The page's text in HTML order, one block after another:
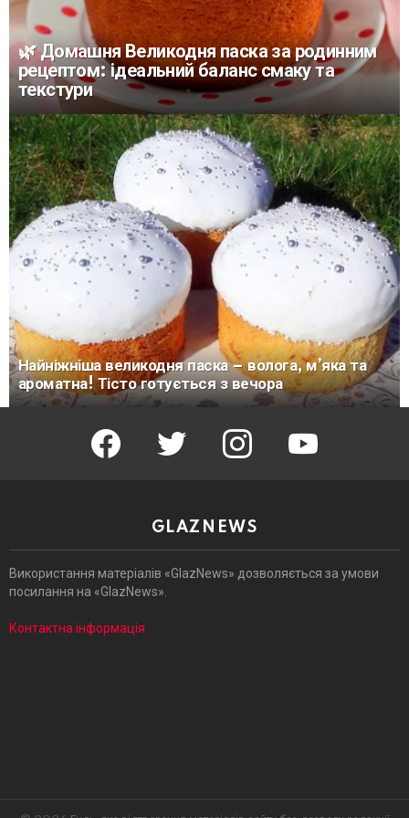
🌿 Домашня Великодня паска за родинним
рецептом: ідеальний баланс смаку та
текстури
Найніжніша великодня паска – волога, м’яка та
ароматна! Тісто готується з вечора
facebook twitter instagram youtube
GLAZNEWS
Використання матеріалів «GlazNews» дозволяється за умови
посилання на «GlazNews».
Контактна інформація